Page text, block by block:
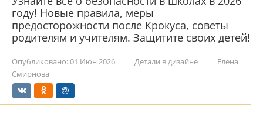
году! Новые правила, меры
предосторожности после Крокуса, советы
родителям и учителям. Защитите своих детей!
Опубликовано:01 Июн 2026 Детали в дизайне
Елена
Смирнова